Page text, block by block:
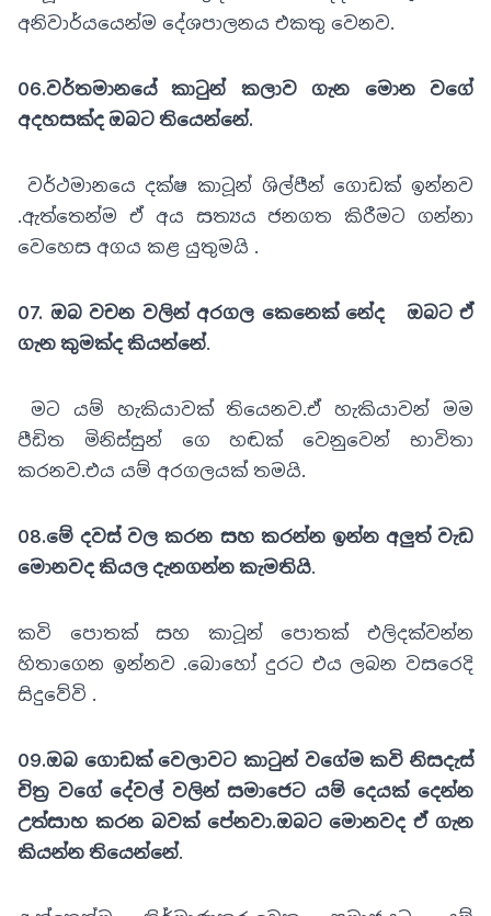
අනිවාර්යයෙන්ම දේශපාලනය එකතු වෙනව.
06.වර්තමානයේ කාටුන් කලාව ගැන මොන වගේ
අදහසක්ද ඔබට තියෙන්නේ.
වර්ථමානයෙ දක්ෂ කාටූන් ශිල්පීන් ගොඩක් ඉන්නව
.ඇත්තෙන්ම ඒ අය සත්‍යය ජනගත කිරීමට ගන්නා
වෙහෙස අගය කළ යුතුමයි .
07. ඔබ වචන වලින් අරගල කෙනෙක් නේද ඔබට ඒ
ගැන කුමක්ද කියන්නේ.
මට යම් හැකියාවක් තියෙනව.ඒ හැකියාවන් මම
පීඩිත මිනිස්සුන් ගෙ හඬක් වෙනුවෙන් භාවිතා
කරනව.එය යම් අරගලයක් තමයි.
08.මේ දවස් වල කරන සහ කරන්න ඉන්න අලුත් වැඩ
මොනවද කියල දැනගන්න කැමතියි.
කවි පොතක් සහ කාටූන් පොතක් එලිදක්වන්න
හිතාගෙන ඉන්නව .බොහෝ දුරට එය ලබන වසරෙදි
සිදුවේවි .
09.ඔබ ගොඩක් වෙලාවට කාටුන් වගේම කවි නිසදැස්
චිත්‍ර වගේ දේවල් වලින් සමාජෙට යම් දෙයක් දෙන්න
උත්සාහ කරන බවක් පේනවා.ඔබට මොනවද ඒ ගැන
කියන්න තියෙන්නේ.